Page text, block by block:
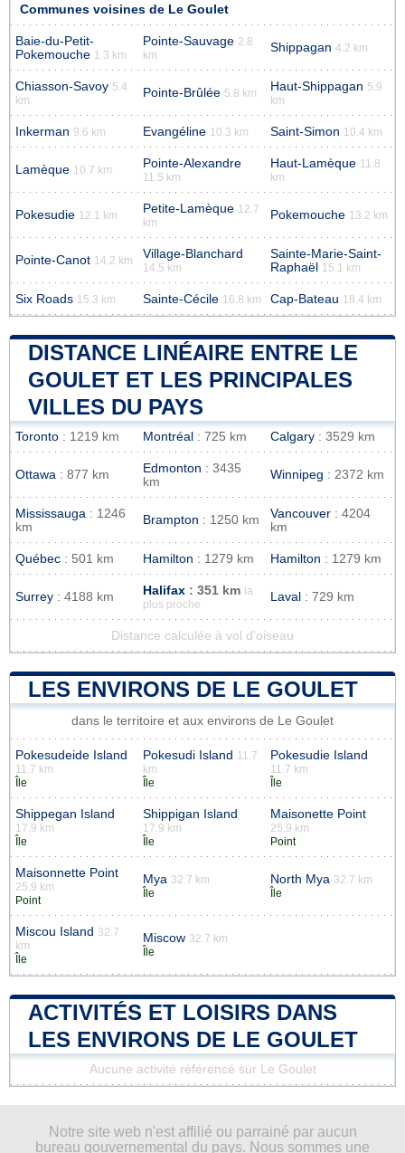
Communes voisines de Le Goulet
Baie-du-Petit-
Pokemouche 1.3 km
Pointe-Sauvage 2.8
km
Shippagan 4.2 km
Chiasson-Savoy 5.4
km
Pointe-Brûlée 5.8 km Haut-Shippagan 5.9
km
Inkerman 9.6 km Evangéline 10.3 km Saint-Simon 10.4 km
Lamèque 10.7 km Pointe-Alexandre
11.5 km
Haut-Lamèque 11.8
km
Pokesudie 12.1 km Petite-Lamèque 12.7
km
Pokemouche 13.2 km
Pointe-Canot 14.2 km Village-Blanchard
14.5 km
Sainte-Marie-Saint-
Raphaël 15.1 km
Six Roads 15.3 km Sainte-Cécile 16.8 km Cap-Bateau 18.4 km
DISTANCE LINÉAIRE ENTRE LE
GOULET ET LES PRINCIPALES
VILLES DU PAYS
Toronto : 1219 km Montréal : 725 km Calgary : 3529 km
Ottawa : 877 km Edmonton : 3435
km
Winnipeg : 2372 km
Mississauga : 1246
km
Brampton : 1250 km Vancouver : 4204
km
Québec : 501 km Hamilton : 1279 km Hamilton : 1279 km
Surrey : 4188 km Halifax : 351 km
la
plus proche
Laval : 729 km
Distance calculée à vol d'oiseau
LES ENVIRONS DE LE GOULET
dans le territoire et aux environs de Le Goulet
Pokesudeide Island
11.7 km
Île
Pokesudi Island 11.7
km
Île
Pokesudie Island
11.7 km
Île
Shippegan Island
17.9 km
Île
Shippigan Island
17.9 km
Île
Maisonette Point
25.9 km
Point
Maisonnette Point
25.9 km
Point
Mya 32.7 km
Île
North Mya 32.7 km
Île
Miscou Island 32.7
km
Île
Miscow 32.7 km
Île
ACTIVITÉS ET LOISIRS DANS
LES ENVIRONS DE LE GOULET
Aucune activité référencé sur Le Goulet
Notre site web n'est affilié ou parrainé par aucun
bureau gouvernemental du pays. Nous sommes une